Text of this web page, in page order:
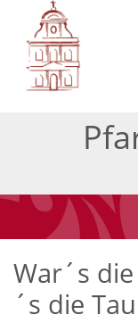
War´s
´s die